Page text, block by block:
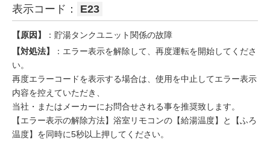
表示コード： E23
【原因】
：貯湯タンクユニット関係の故障
【対処法】
：エラー表示を解除して、再度運転を開始してくださ
い。
再度エラーコードを表示する場合は、使用を中止してエラー表示
内容を控えていただき、
当社・またはメーカーにお問合せされる事を推奨致します。
【エラー表示の解除方法】浴室リモコンの【給湯温度】と【ふろ
温度】を同時に5秒以上押してください。